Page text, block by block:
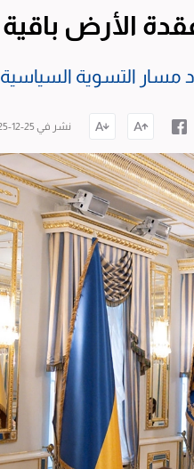
الأرض باقية
مسار التسوية السياسية
نشر في 25-12-2025